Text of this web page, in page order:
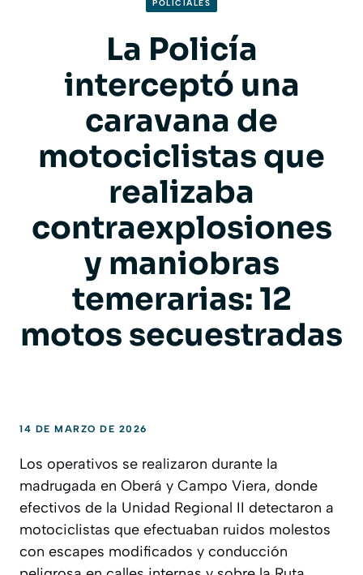
POLICIALES
La Policía
interceptó una
caravana de
motociclistas que
realizaba
contraexplosiones
y maniobras
temerarias: 12
motos secuestradas
14 DE MARZO DE 2026
Los operativos se realizaron durante la
madrugada en Oberá y Campo Viera, donde
efectivos de la Unidad Regional II detectaron a
motociclistas que efectuaban ruidos molestos
con escapes modificados y conducción